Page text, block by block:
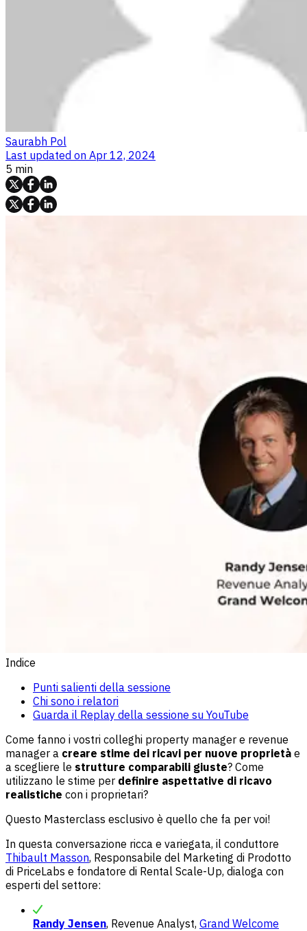
Saurabh Pol
Last updated on Apr 12, 2024
5 min
Indice
Punti salienti della sessione
Chi sono i relatori
Guarda il Replay della sessione su YouTube
Come fanno i vostri colleghi property manager e revenue
manager a creare stime dei ricavi per nuove proprietà e
a scegliere le strutture comparabili giuste? Come
utilizzano le stime per definire aspettative di ricavo
realistiche con i proprietari?
Questo Masterclass esclusivo è quello che fa per voi!
In questa conversazione ricca e variegata, il conduttore
Thibault Masson, Responsabile del Marketing di Prodotto
di PriceLabs e fondatore di Rental Scale-Up, dialoga con
esperti del settore:
Randy Jensen, Revenue Analyst, Grand Welcome